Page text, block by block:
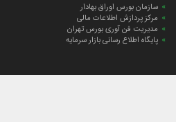
سازمان بورس اوراق بهادار
مرکز پردازش اطلاعات مالی
مدیریت فن آوری بورس تهران
پایگاه اطلاع رسانی بازار سرمایه
ارتباط با صندوق